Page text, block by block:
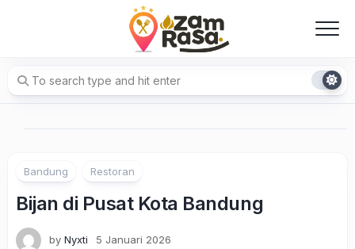
Bandung Restoran
Bijan di Pusat Kota Bandung
by Nyxti 5 Januari 2026